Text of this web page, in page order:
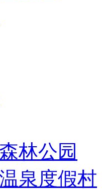
林公园
泉度假村